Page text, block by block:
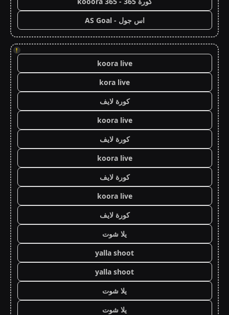
اس جول - AS Goal
!
koora live
kora live
كورة لايف
koora live
كورة لايف
koora live
كورة لايف
koora live
كورة لايف
يلا شوت
yalla shoot
yalla shoot
يلا شوت
يلا شوت